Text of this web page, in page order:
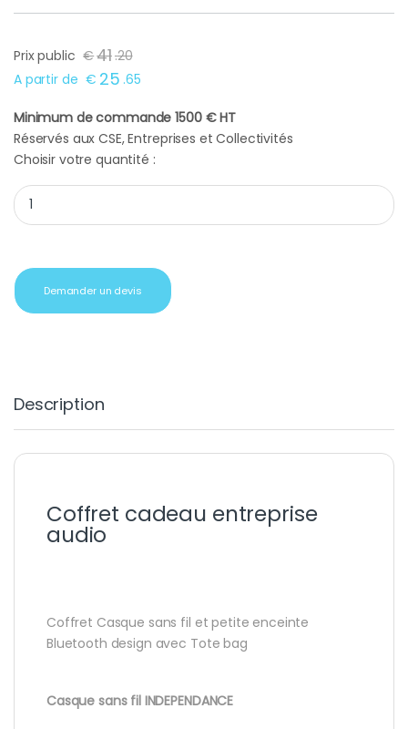
Prix public €41.20
A partir de € 25 .65
Minimum de commande 1500 € HT
Réservés aux CSE, Entreprises et Collectivités
Choisir votre quantité :
Coffret cadeau entreprise audio quantity
Demander un devis
Description
Coffret cadeau entreprise
audio
Coffret Casque sans fil et petite enceinte
Bluetooth design avec Tote bag
Casque sans fil INDEPENDANCE